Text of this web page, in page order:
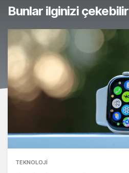
Bunlar ilginizi çekebilir
TEKNOLOJI